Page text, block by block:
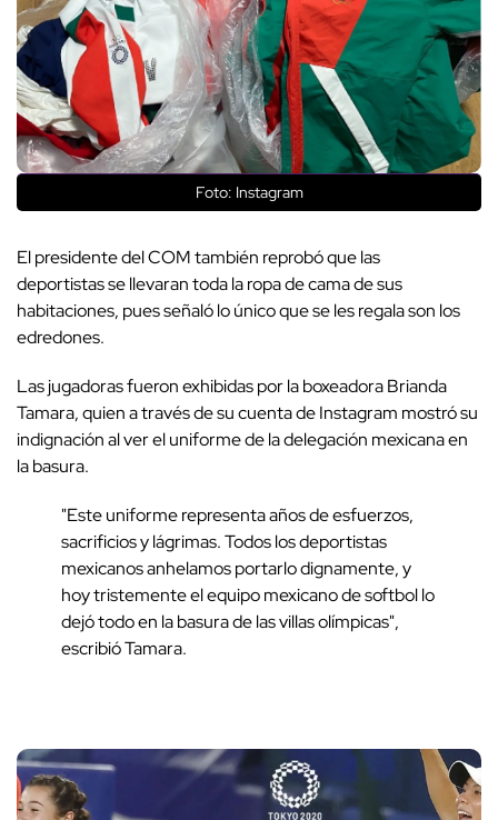
Foto: Instagram
El presidente del COM también reprobó que las
deportistas se llevaran toda la ropa de cama de sus
habitaciones, pues señaló lo único que se les regala son los
edredones.
Las jugadoras fueron exhibidas por la boxeadora Brianda
Tamara, quien a través de su cuenta de Instagram mostró su
indignación al ver el uniforme de la delegación mexicana en
la basura.
"Este uniforme representa años de esfuerzos,
sacrificios y lágrimas. Todos los deportistas
mexicanos anhelamos portarlo dignamente, y
hoy tristemente el equipo mexicano de softbol lo
dejó todo en la basura de las villas olímpicas",
escribió Tamara.